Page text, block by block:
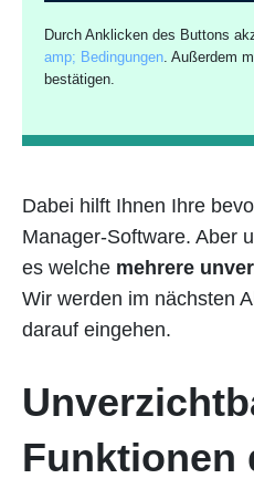
Durch Anklicken des Buttons
amp; Bedingungen. Außerdem
bestätigen.
Dabei hilft Ihnen Ihre
Manager-Software. Aber
es welche mehrere
Wir werden im nächsten
darauf eingehen.
Funktionen